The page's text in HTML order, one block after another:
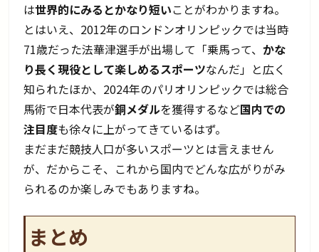
は世界的にみるとかなり短いことがわかりますね。
とはいえ、2012年のロンドンオリンピックでは当時
71歳だった法華津選手が出場して「乗馬って、 かな
り長く現役として楽しめるスポーツなんだ」と広く
知られたほか、2024年のパリオリンピックでは総合
馬術で日本代表が銅メダルを獲得するなど国内での
注目度も徐々に上がってきているはず。
まだまだ競技人口が多いスポーツとは言えません
が、だからこそ、これから国内でどんな広がりがみ
られるのか楽しみでもありますね。
まとめ